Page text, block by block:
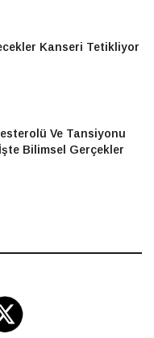
Kanseri Tetikliyor
Ve Tansiyonu
Bilimsel Gerçekler